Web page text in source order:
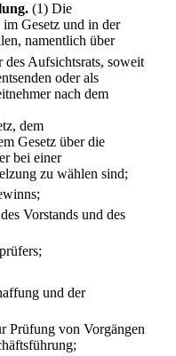
(1) Die
Gesetz und in der
namentlich über
Aufsichtsrats, soweit
oder als
nach dem
dem
Gesetz über die
bei einer
zu wählen sind;
Vorstands und des
und der
Prüfung von Vorgängen